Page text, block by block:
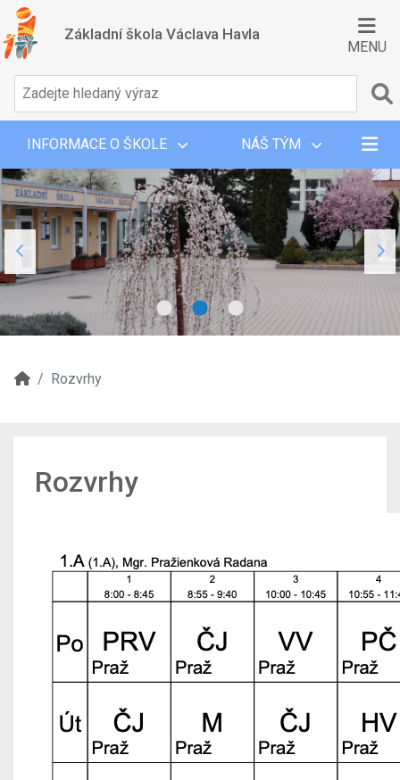
Základní škola Václava Havla
MENU
INFORMACE O ŠKOLE NÁŠ TÝM
Rozvrhy
Rozvrhy